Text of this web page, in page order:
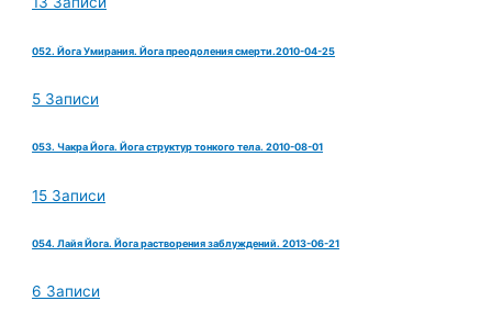
052. Йога Умирания. Йога преодоления смерти.2010-04-25
5 Записи
053. Чакра Йога. Йога структур тонкого тела. 2010-08-01
15 Записи
054. Лайя Йога. Йога растворения заблуждений. 2013-06-21
6 Записи